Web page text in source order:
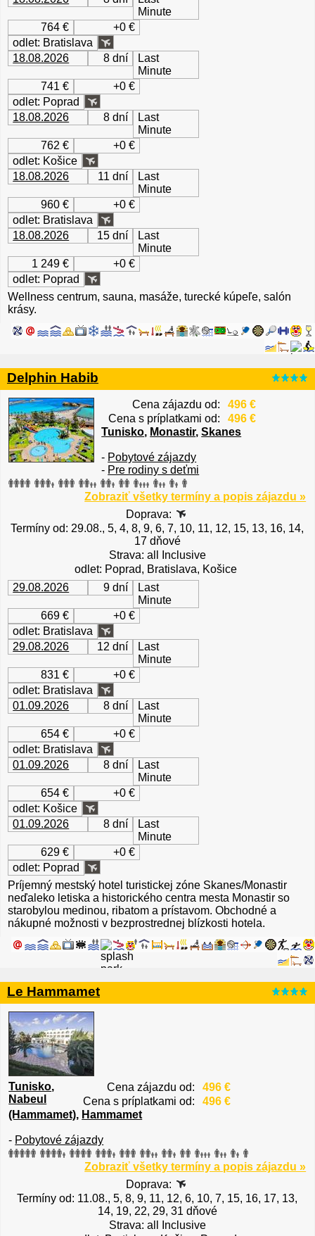
Minute
764 €
+0 €
odlet: Bratislava
18.08.2026
8 dní
Last
Minute
741 €
+0 €
odlet: Poprad
18.08.2026
8 dní
Last
Minute
762 €
+0 €
odlet: Košice
18.08.2026
11 dní
Last
Minute
960 €
+0 €
odlet: Bratislava
18.08.2026
15 dní
Last
Minute
1 249 €
+0 €
odlet: Poprad
Wellness centrum, sauna, masáže, turecké kúpeľe, salón
krásy.
Delphin Habib
Cena zájazdu od:
496 €
Cena s príplatkami od:
496 €
Tunisko, Monastir,Skanes
- Pobytové zájazdy
- Pre rodiny s deťmi
Zobraziť všetky termíny a popis zájazdu »
Doprava:
Termíny od: 29.08., 5, 4, 8, 9, 6, 7, 10, 11, 12, 15, 13, 16, 14,
17 dňové
Strava: all Inclusive
odlet: Poprad, Bratislava, Košice
29.08.2026
9 dní
Last
Minute
669 €
+0 €
odlet: Bratislava
29.08.2026
12 dní
Last
Minute
831 €
+0 €
odlet: Bratislava
01.09.2026
8 dní
Last
Minute
654 €
+0 €
odlet: Bratislava
01.09.2026
8 dní
Last
Minute
654 €
+0 €
odlet: Košice
01.09.2026
8 dní
Last
Minute
629 €
+0 €
odlet: Poprad
Príjemný mestský hotel turistickej zóne Skanes/Monastir
neďaleko letiska a historického centra mesta Monastir so
starobylou medinou, ribatom a prístavom. Obchodné a
nákupné možnosti v bezprostrednej blízkosti hotela.
Le Hammamet
Cena zájazdu od:
496 €
Cena s príplatkami od:
496 €
Tunisko,
Nabeul
(Hammamet), Hammamet
- Pobytové zájazdy
Zobraziť všetky termíny a popis zájazdu »
Doprava:
Termíny od: 11.08., 5, 8, 9, 11, 12, 6, 10, 7, 15, 16, 17, 13,
14, 19, 22, 29, 31 dňové
Strava: all Inclusive